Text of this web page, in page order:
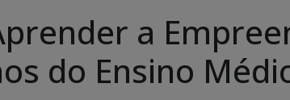
a
do Ensino